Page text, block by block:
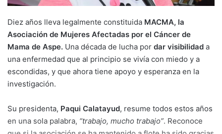
Diez años lleva legalmente constituida MACMA, la
Asociación de Mujeres Afectadas por el Cáncer de
Mama de Aspe. Una década de lucha por dar visibilidad a
una enfermedad que al principio se vivía con miedo y a
escondidas, y que ahora tiene apoyo y esperanza en la
investigación.
Su presidenta, Paqui Calatayud, resume todos estos años
en una sola palabra, “trabajo, mucho trabajo”. Reconoce